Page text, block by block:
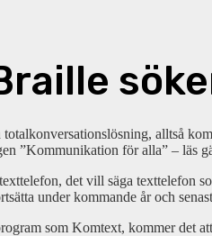
alltså
”Kommunikation för alla” – läs
det vill säga
under kommande år och
som Komtext, kommer det